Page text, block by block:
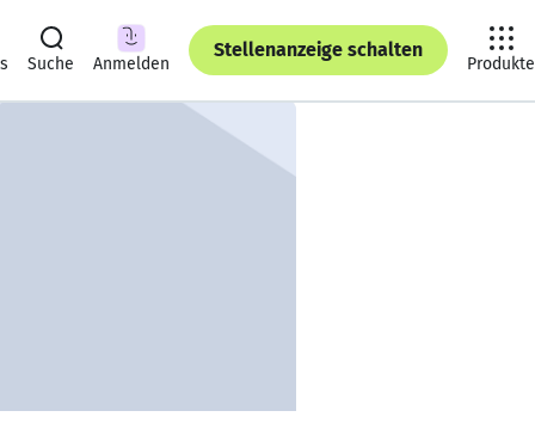
Suche Anmelden
Stellenanzeige schalten
Produkte